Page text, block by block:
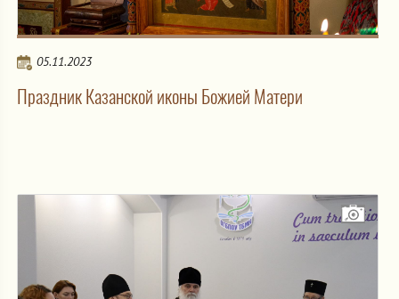
05.11.2023
Праздник Казанской иконы Божией Матери